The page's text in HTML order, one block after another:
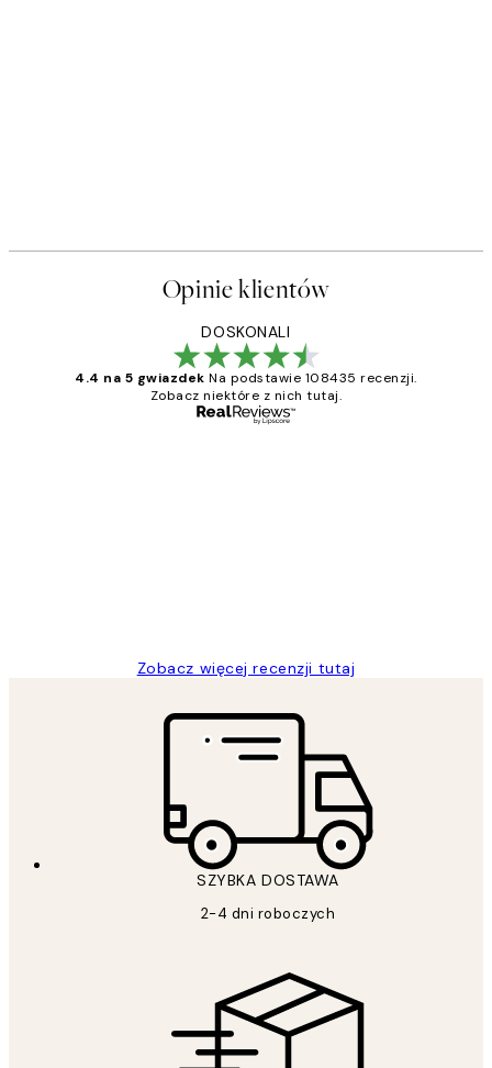
Opinie klientów
DOSKONALI
4.4 na 5 gwiazdek Na podstawie 108435 recenzji.
Zobacz niektóre z nich tutaj.
Zobacz więcej recenzji tutaj
SZYBKA DOSTAWA
2-4 dni roboczych